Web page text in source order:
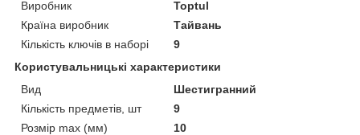
Виробник
Toptul
Країна виробник
Тайвань
Кількість ключів в наборі
9
Користувальницькі характеристики
Вид
Шестигранний
Кількість предметів, шт
9
Розмір max (мм)
10